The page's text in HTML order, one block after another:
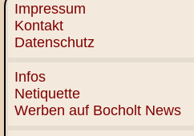
Impressum
Kontakt
Datenschutz
Infos
Netiquette
Werben auf Bocholt News